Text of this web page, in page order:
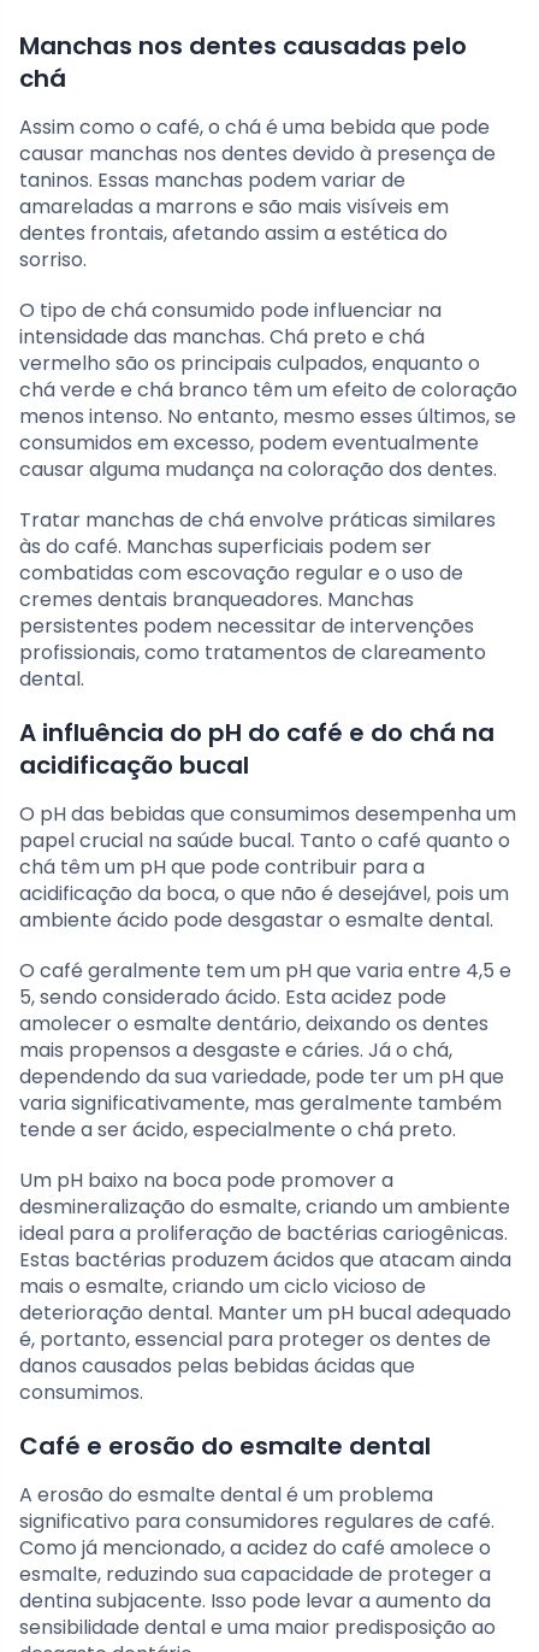
Manchas nos dentes causadas pelo
chá
Assim como o café, o chá é uma bebida que pode
causar manchas nos dentes devido à presença de
taninos. Essas manchas podem variar de
amareladas a marrons e são mais visíveis em
dentes frontais, afetando assim a estética do
sorriso.
O tipo de chá consumido pode influenciar na
intensidade das manchas. Chá preto e chá
vermelho são os principais culpados, enquanto o
chá verde e chá branco têm um efeito de coloração
menos intenso. No entanto, mesmo esses últimos, se
consumidos em excesso, podem eventualmente
causar alguma mudança na coloração dos dentes.
Tratar manchas de chá envolve práticas similares
às do café. Manchas superficiais podem ser
combatidas com escovação regular e o uso de
cremes dentais branqueadores. Manchas
persistentes podem necessitar de intervenções
profissionais, como tratamentos de clareamento
dental.
A influência do pH do café e do chá na
acidificação bucal
O pH das bebidas que consumimos desempenha um
papel crucial na saúde bucal. Tanto o café quanto o
chá têm um pH que pode contribuir para a
acidificação da boca, o que não é desejável, pois um
ambiente ácido pode desgastar o esmalte dental.
O café geralmente tem um pH que varia entre 4,5 e
5, sendo considerado ácido. Esta acidez pode
amolecer o esmalte dentário, deixando os dentes
mais propensos a desgaste e cáries. Já o chá,
dependendo da sua variedade, pode ter um pH que
varia significativamente, mas geralmente também
tende a ser ácido, especialmente o chá preto.
Um pH baixo na boca pode promover a
desmineralização do esmalte, criando um ambiente
ideal para a proliferação de bactérias cariogênicas.
Estas bactérias produzem ácidos que atacam ainda
mais o esmalte, criando um ciclo vicioso de
deterioração dental. Manter um pH bucal adequado
é, portanto, essencial para proteger os dentes de
danos causados pelas bebidas ácidas que
consumimos.
Café e erosão do esmalte dental
A erosão do esmalte dental é um problema
significativo para consumidores regulares de café.
Como já mencionado, a acidez do café amolece o
esmalte, reduzindo sua capacidade de proteger a
dentina subjacente. Isso pode levar a aumento da
sensibilidade dental e uma maior predisposição ao